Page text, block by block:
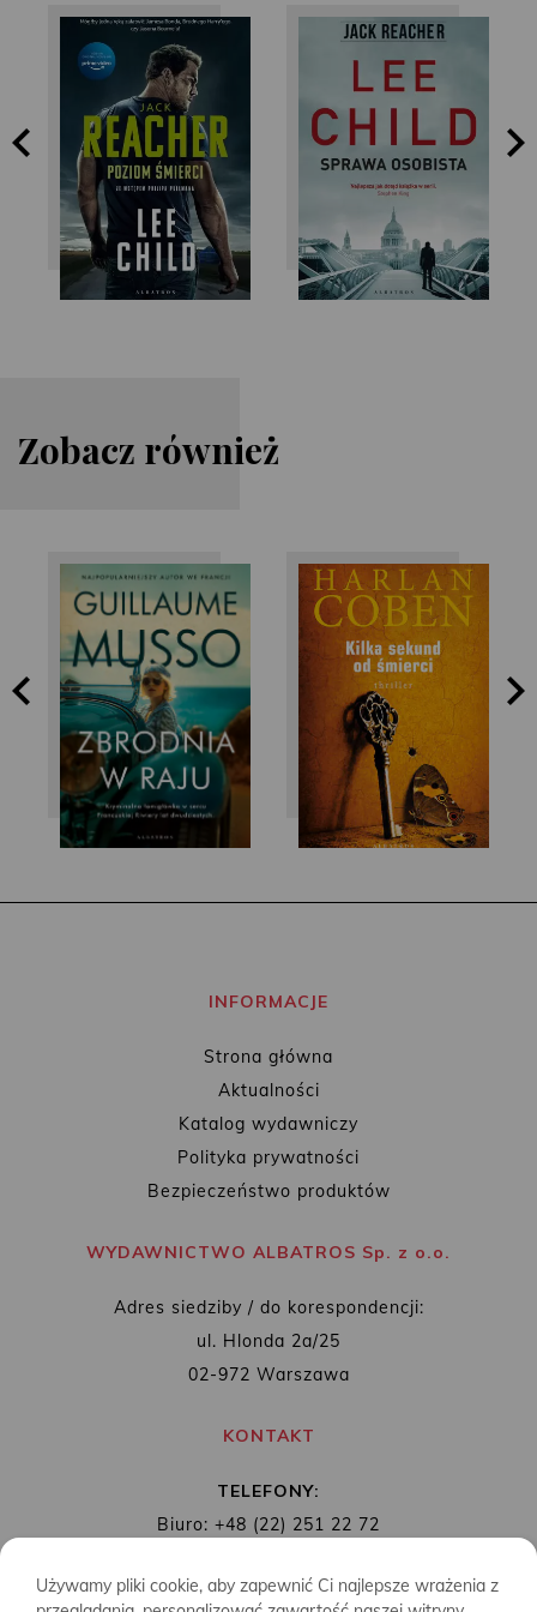
Lee Child Lee Child
Zobacz również
Guillaume Musso Harlan Coben
INFORMACJE
Strona główna
Aktualności
Katalog wydawniczy
Polityka prywatności
Bezpieczeństwo produktów
WYDAWNICTWO ALBATROS Sp. z o.o.
Adres siedziby / do korespondencji:
ul. Hlonda 2a/25
02-972 Warszawa
KONTAKT
TELEFONY:
Biuro: +48 (22) 251 22 72
Używamy pliki cookie, aby zapewnić Ci najlepsze wrażenia z